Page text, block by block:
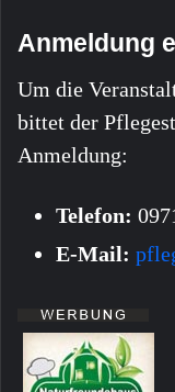
Anmeldung
Um die
bittet der
Anmeldung:
Telefon:
E-Mail: